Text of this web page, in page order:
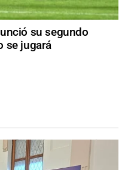
su segundo
se jugará